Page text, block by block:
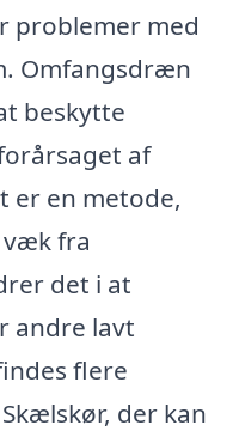
problemer med
Omfangsdræn
beskytte
af
er en metode,
fra
det i at
andre lavt
flere
der kan